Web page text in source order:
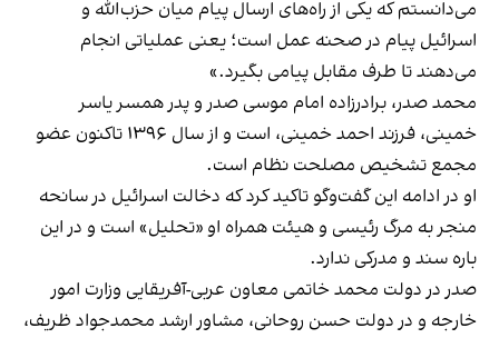
می‌دانستم که یکی از راه‌های ارسال پیام میان حزب‌الله و
اسرائیل پیام در صحنه عمل است؛ یعنی عملیاتی انجام
می‌دهند تا طرف مقابل پیامی بگیرد.»
محمد صدر، برادرزاده امام موسی صدر و پدر همسر یاسر
خمینی، فرزند احمد خمینی، است و از سال ۱۳۹۶ تاکنون عضو
مجمع تشخیص مصلحت نظام است.
او در ادامه این گفت‌وگو تاکید کرد که دخالت اسرائیل در سانحه
منجر به مرگ رئیسی و هیئت همراه او «تحلیل» است و در این
باره سند و مدرکی ندارد.
صدر در دولت‌ محمد خاتمی معاون عربی-آفریقایی وزارت امور
خارجه و در دولت حسن روحانی، مشاور ارشد محمدجواد ظریف،